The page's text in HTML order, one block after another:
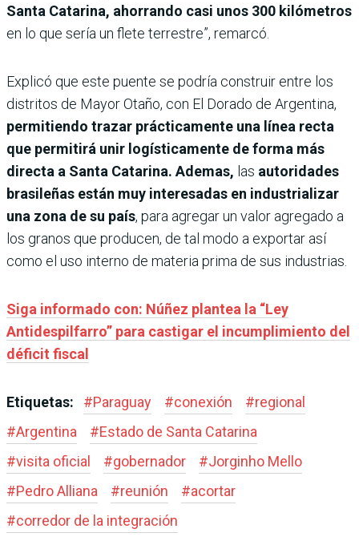
Santa Catarina, ahorrando casi unos 300 kilómetros
en lo que sería un flete terrestre”, remarcó.
Explicó que este puente se podría construir entre los
distritos de Mayor Otaño, con El Dorado de Argentina,
permitiendo trazar prácticamente una línea recta
que permitirá unir logísticamente de forma más
directa a Santa Catarina. Ademas, las autoridades
brasileñas están muy interesadas en industrializar
una zona de su país, para agregar un valor agregado a
los granos que producen, de tal modo a exportar así
como el uso interno de materia prima de sus industrias.
Siga informado con: Núñez plantea la “Ley
Antidespilfarro” para castigar el incumplimiento del
déficit fiscal
Etiquetas: #Paraguay #conexión #regional
#Argentina #Estado de Santa Catarina
#visita oficial #gobernador #Jorginho Mello
#Pedro Alliana #reunión #acortar
#corredor de la integración